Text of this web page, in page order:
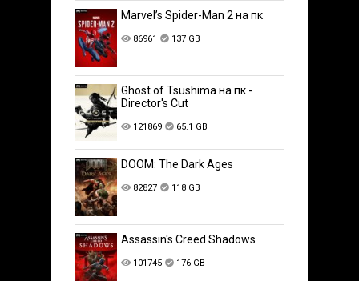
Marvel’s Spider-Man 2 на пк
86961 137 GB
Ghost of Tsushima на пк -
Director's Cut
121869 65.1 GB
DOOM: The Dark Ages
82827 118 GB
Assassin's Creed Shadows
101745 176 GB